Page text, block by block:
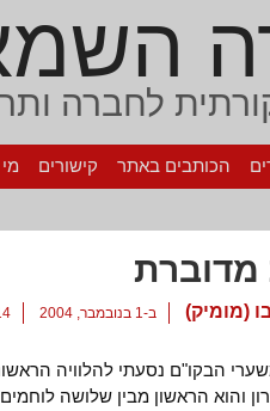
לחברה
הכותבים באתר קישורים
מדוברת
(מומיק) ב-1 בנובמבר, 2004 14
הבקו"ם נסעתי להלוויה
והוא הראשון מבין שלושה